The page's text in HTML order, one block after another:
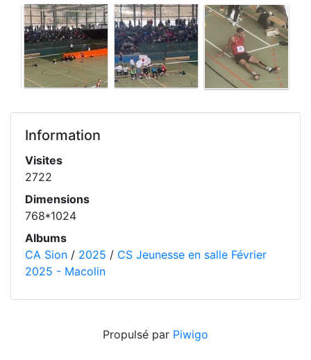
Information
Visites
2722
Dimensions
768*1024
Albums
CA Sion / 2025 / CS Jeunesse en salle Février
2025 - Macolin
Propulsé par Piwigo